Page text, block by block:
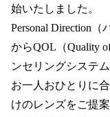
ブランド一覧
コンテンツを探す
スタッフコンテンツ
始いたしました。
Personal Direction
からQOL（Quality
ンセリングシステ
お一人おひとりに
けのレンズをご提